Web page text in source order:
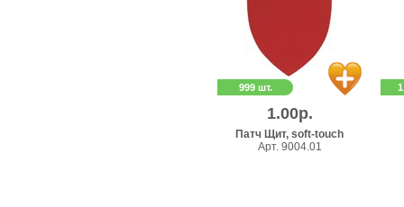
999 шт.
1.00р.
Патч Щит, soft-touch
Арт. 9004.01